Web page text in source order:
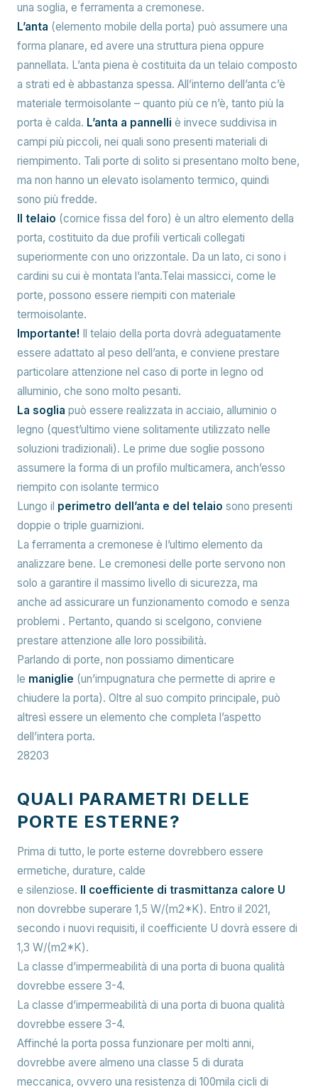
una soglia, e ferramenta a cremonese.
L’anta (elemento mobile della porta) può assumere una
forma planare, ed avere una struttura piena oppure
pannellata. L’anta piena è costituita da un telaio composto
a strati ed è abbastanza spessa. All’interno dell’anta c’è
materiale termoisolante – quanto più ce n’è, tanto più la
porta è calda. L’anta a pannelli è invece suddivisa in
campi più piccoli, nei quali sono presenti materiali di
riempimento. Tali porte di solito si presentano molto bene,
ma non hanno un elevato isolamento termico, quindi
sono più fredde.
Il telaio (cornice fissa del foro) è un altro elemento della
porta, costituito da due profili verticali collegati
superiormente con uno orizzontale. Da un lato, ci sono i
cardini su cui è montata l’anta.Telai massicci, come le
porte, possono essere riempiti con materiale
termoisolante.
Importante! Il telaio della porta dovrà adeguatamente
essere adattato al peso dell’anta, e conviene prestare
particolare attenzione nel caso di porte in legno od
alluminio, che sono molto pesanti.
La soglia può essere realizzata in acciaio, alluminio o
legno (quest’ultimo viene solitamente utilizzato nelle
soluzioni tradizionali). Le prime due soglie possono
assumere la forma di un profilo multicamera, anch’esso
riempito con isolante termico
Lungo il perimetro dell’anta e del telaio sono presenti
doppie o triple guarnizioni.
La ferramenta a cremonese è l’ultimo elemento da
analizzare bene. Le cremonesi delle porte servono non
solo a garantire il massimo livello di sicurezza, ma
anche ad assicurare un funzionamento comodo e senza
problemi . Pertanto, quando si scelgono, conviene
prestare attenzione alle loro possibilità.
Parlando di porte, non possiamo dimenticare
le maniglie (un’impugnatura che permette di aprire e
chiudere la porta). Oltre al suo compito principale, può
altresì essere un elemento che completa l’aspetto
dell’intera porta.
28203
QUALI PARAMETRI DELLE
PORTE ESTERNE?
Prima di tutto, le porte esterne dovrebbero essere
ermetiche, durature, calde
e silenziose. Il coefficiente di trasmittanza calore U
non dovrebbe superare 1,5 W/(m2*K). Entro il 2021,
secondo i nuovi requisiti, il coefficiente U dovrà essere di
1,3 W/(m2*K).
La classe d’impermeabilità di una porta di buona qualità
dovrebbe essere 3-4.
La classe d’impermeabilità di una porta di buona qualità
dovrebbe essere 3-4.
Affinché la porta possa funzionare per molti anni,
dovrebbe avere almeno una classe 5 di durata
meccanica, ovvero una resistenza di 100mila cicli di